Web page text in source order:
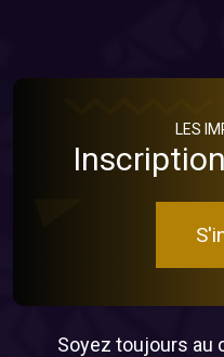
LES
Soyez toujours au